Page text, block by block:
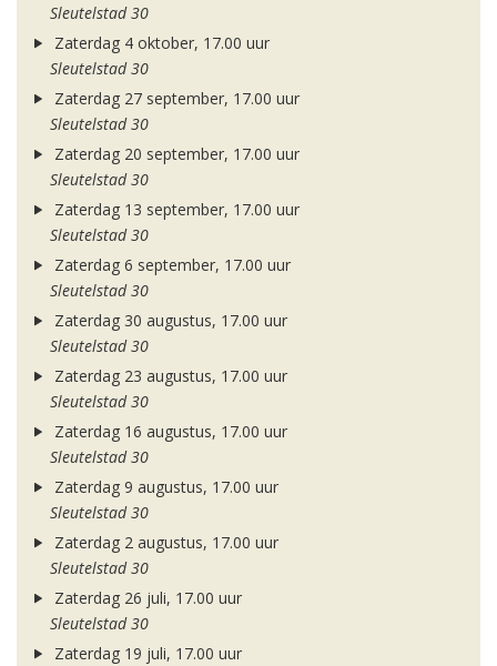
Sleutelstad 30
Zaterdag 4 oktober, 17.00 uur
Sleutelstad 30
Zaterdag 27 september, 17.00 uur
Sleutelstad 30
Zaterdag 20 september, 17.00 uur
Sleutelstad 30
Zaterdag 13 september, 17.00 uur
Sleutelstad 30
Zaterdag 6 september, 17.00 uur
Sleutelstad 30
Zaterdag 30 augustus, 17.00 uur
Sleutelstad 30
Zaterdag 23 augustus, 17.00 uur
Sleutelstad 30
Zaterdag 16 augustus, 17.00 uur
Sleutelstad 30
Zaterdag 9 augustus, 17.00 uur
Sleutelstad 30
Zaterdag 2 augustus, 17.00 uur
Sleutelstad 30
Zaterdag 26 juli, 17.00 uur
Sleutelstad 30
Zaterdag 19 juli, 17.00 uur